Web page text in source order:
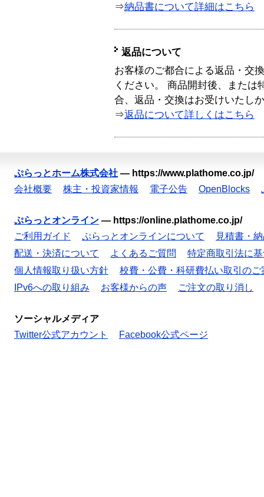
⇒納品書について詳細はこちら
返品について
お客様のご都合による返品・交
ください。 商品開封後、または
合、返品・交換はお受けいたし
⇒返品について詳しくはこちら
ぷらっとホーム株式会社 — https://www.plathome.co.jp/
会社概要
株主・投資家情報 電子公告 OpenBlocks
ぷらっとオンライン — https://online.plathome.co.jp/
ご利用ガイド
ぷらっとオンラインについて
見積書・
配送・決済について
よくあるご質問
特定商取引法に
個人情報取り扱い方針
校費・公費・科研費払い取引のご
IPv6への取り組み
お客様からの声 ご注文の取り消し
ソーシャルメディア
Twitter公式アカウント
Facebook公式ページ